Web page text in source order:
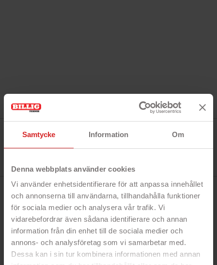
Samtycke Information Om
Denna webbplats använder cookies
Vi använder enhetsidentifierare för att anpassa innehållet
och annonserna till användarna, tillhandahålla funktioner
för sociala medier och analysera vår trafik. Vi
vidarebefordrar även sådana identifierare och annan
information från din enhet till de sociala medier och
annons- och analysföretag som vi samarbetar med.
Dessa kan i sin tur kombinera informationen med annan
Champion
HSZ650C
41 objekt
BESKRIVNING
Snabbfakta!
- 1.2m sladd
- Bekväm passform